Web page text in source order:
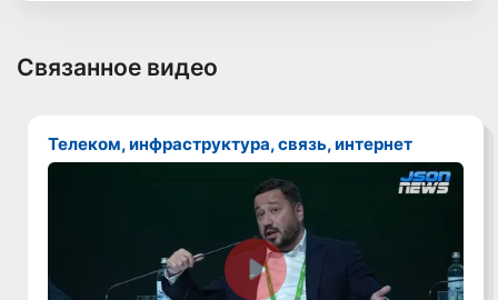
Связанное видео
Телеком, инфраструктура, связь, интернет